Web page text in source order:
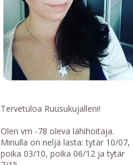
Tervetuloa Ruusukujalleni!
Olen vm -78 oleva lähihoitaja.
Minulla on neljä lasta: tytär 10/07,
poika 03/10, poika 06/12 ja tytär